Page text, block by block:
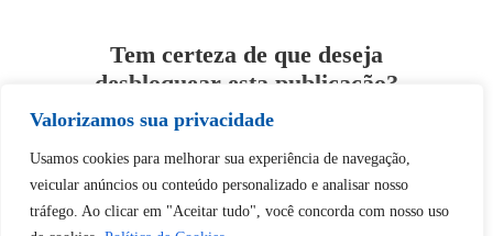
Valorizamos sua privacidade
Usamos cookies para melhorar sua experiência de navegação,
veicular anúncios ou conteúdo personalizado e analisar nosso
tráfego. Ao clicar em "Aceitar tudo", você concorda com nosso uso
Tem certeza de que deseja
desbloquear esta publicação?
Sim Não